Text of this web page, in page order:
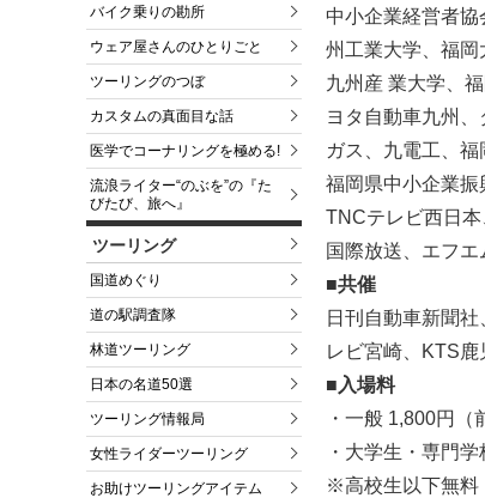
バイク乗りの勘所
ウェア屋さんのひとりごと
ツーリングのつぼ
カスタムの真面目な話
医学でコーナリングを極める!
流浪ライター“のぶを”の『た
びたび、旅へ』
ツーリング
国道めぐり
道の駅調査隊
林道ツーリング
日本の名道50選
ツーリング情報局
女性ライダーツーリング
お助けツーリングアイテム
中小企業経営者
州工業大学、福岡
九州産 業大学、
ヨタ自動車九州
ガス、九電工、
福岡県中小企業振
TNCテレビ西日
国際放送、エフエ
■共催
日刊自動車新聞
レビ宮崎、KTS
■入場料
・一般 1,800円（
・大学生・専門
※高校生以下無料